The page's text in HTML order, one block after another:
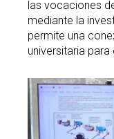
las vocaciones
mediante la
permite una
universitaria